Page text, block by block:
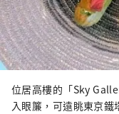
位居高樓的「Sky
入眼簾，可遠眺東京